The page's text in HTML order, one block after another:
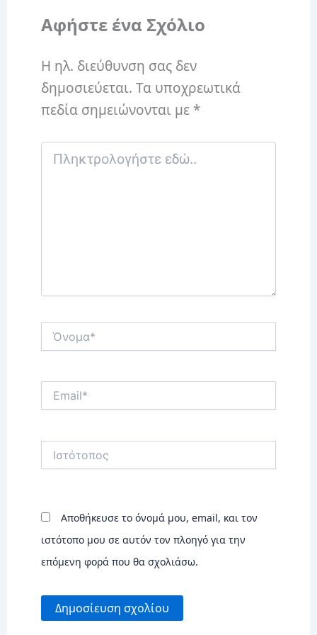
Αφήστε ένα Σχόλιο
Η ηλ. διεύθυνση σας δεν
δημοσιεύεται. Τα υποχρεωτικά
πεδία σημειώνονται με *
Πληκτρολογήστε
εδώ..
Όνομα*
Αποθήκευσε το όνομά μου, email, και τον
ιστότοπο μου σε αυτόν τον πλοηγό για την
επόμενη φορά που θα σχολιάσω.